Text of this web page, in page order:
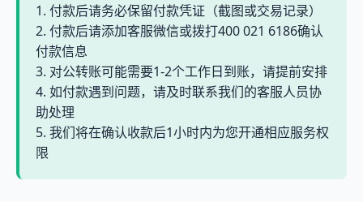
1. 付款后请务必保留付款凭证（截图或交易记录）
2. 付款后请添加客服微信或拨打400 021 6186确认
付款信息
3. 对公转账可能需要1-2个工作日到账，请提前安排
4. 如付款遇到问题，请及时联系我们的客服人员协
助处理
5. 我们将在确认收款后1小时内为您开通相应服务权
限